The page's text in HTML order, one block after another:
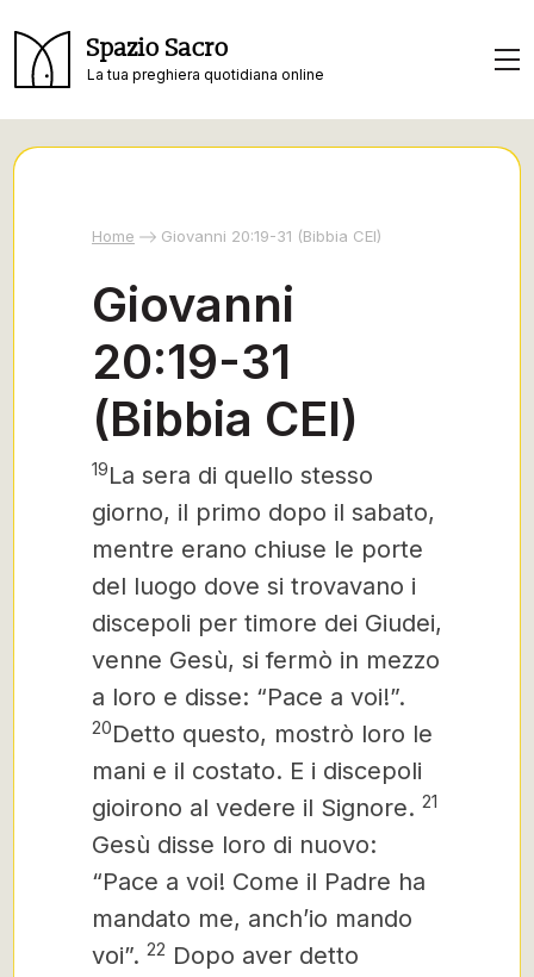
Spazio Sacro
La tua preghiera quotidiana online
Home Giovanni 20:19-31 (Bibbia CEI)
Giovanni
20:19-31
(Bibbia CEI)
19La sera di quello stesso
giorno, il primo dopo il sabato,
mentre erano chiuse le porte
del luogo dove si trovavano i
discepoli per timore dei Giudei,
venne Gesù, si fermò in mezzo
a loro e disse: “Pace a voi!”.
20Detto questo, mostrò loro le
mani e il costato. E i discepoli
gioirono al vedere il Signore. 21
Gesù disse loro di nuovo:
“Pace a voi! Come il Padre ha
mandato me, anch’io mando
voi”. 22 Dopo aver detto